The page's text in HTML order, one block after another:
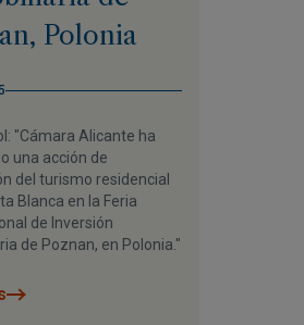
Polonia
"Cámara Alicante ha
una acción de
del turismo residencial
Blanca en la Feria
de Inversión
de Poznan, en Polonia."